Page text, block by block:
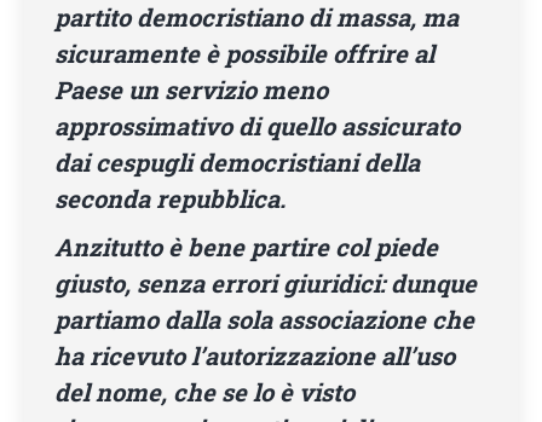
partito democristiano di massa, ma
sicuramente è possibile offrire al
Paese un servizio meno
approssimativo di quello assicurato
dai cespugli democristiani della
seconda repubblica.
Anzitutto è bene partire col piede
giusto, senza errori giuridici: dunque
partiamo dalla sola associazione che
ha ricevuto l’autorizzazione all’uso
del nome, che se lo è visto